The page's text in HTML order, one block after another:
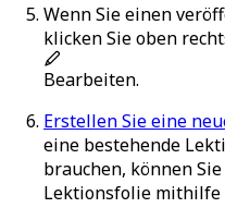
Wenn Sie einen
klicken Sie oben
Bearbeiten.
Erstellen Sie eine
eine bestehende
brauchen, können
Lektionsfolie mithilfe